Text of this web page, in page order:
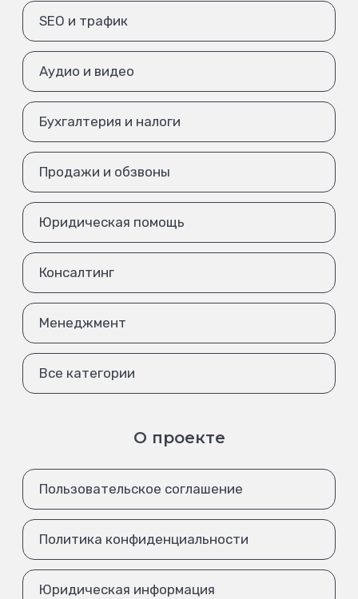
SEO и трафик
Аудио и видео
Бухгалтерия и налоги
Продажи и обзвоны
Юридическая помощь
Консалтинг
Менеджмент
Все категории
О проекте
Пользовательское соглашение
Политика конфиденциальности
Юридическая информация